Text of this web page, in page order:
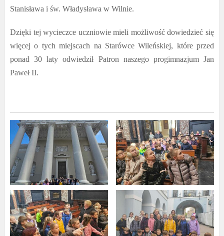
Stanisława i św. Władysława w Wilnie.
Dzięki tej wycieczce uczniowie mieli możliwość dowiedzieć się
więcej o tych miejscach na Starówce Wileńskiej, które przed
ponad 30 laty odwiedził Patron naszego progimnazjum Jan
Paweł II.